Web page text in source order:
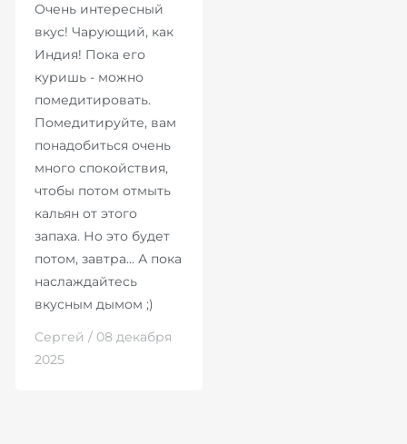
Очень интересный
вкус! Чарующий, как
Индия! Пока его
куришь - можно
помедитировать.
Помедитируйте, вам
понадобиться очень
много спокойствия,
чтобы потом отмыть
кальян от этого
запаха. Но это будет
потом, завтра... А пока
наслаждайтесь
вкусным дымом ;)
Сергей / 08 декабря
2025